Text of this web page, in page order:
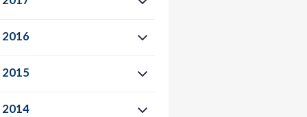
2016
2015
2014